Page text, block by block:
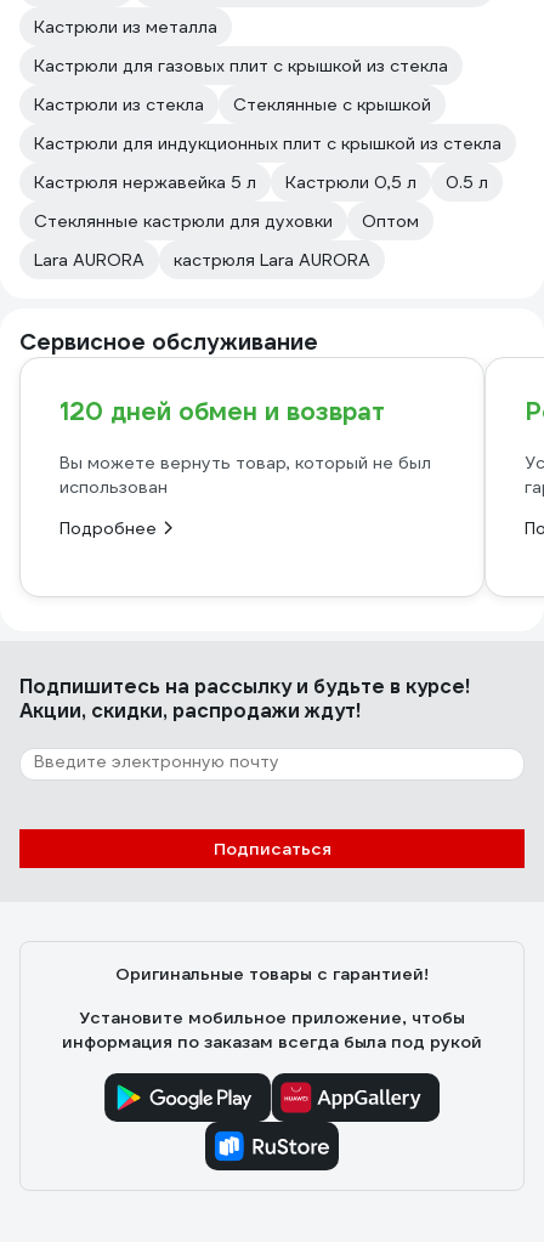
Кастрюли из металла
Кастрюли для газовых плит с крышкой из стекла
Кастрюли из стекла
Стеклянные с крышкой
Кастрюли для индукционных плит с крышкой из стекла
Кастрюля нержавейка 5 л
Кастрюли 0,5 л
0.5 л
Стеклянные кастрюли для духовки
Оптом
Lara AURORA
кастрюля Lara AURORA
Сервисное обслуживание
120 дней обмен и возврат
Вы можете вернуть товар, который не был
использован
Подробнее
Подпишитесь на рассылкуи будьте в курсе!
Акции, скидки, распродажи ждут!
Подписаться
Оригинальные товары с гарантией!
Установите мобильное приложение, чтобы
информация по заказам всегда была под рукой